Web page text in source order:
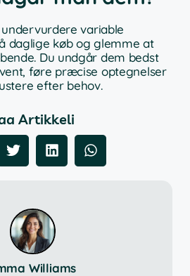
variable
daglige køb og glemme at
Du undgår dem bedst
føre præcise optegnelser
efter behov.
Artikkeli
Williams